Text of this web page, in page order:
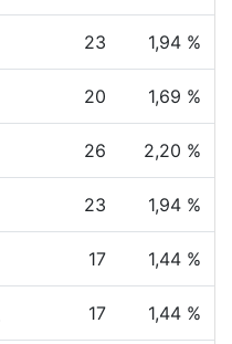
23 1,94 %
20 1,69 %
26 2,20 %
23 1,94 %
17 1,44 %
17 1,44 %